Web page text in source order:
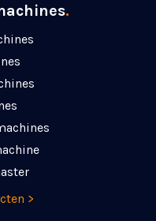
.
>